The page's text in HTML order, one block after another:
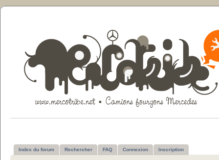
Index du forum Rechercher FAQ Connexion Inscription